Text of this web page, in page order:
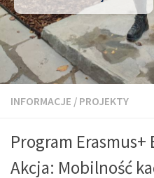
INFORMACJE / PROJEKTY
Program Erasmus+
Akcja: Mobilność